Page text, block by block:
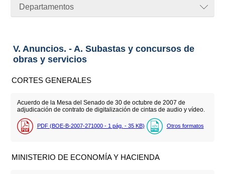
Departamentos
V. Anuncios. - A. Subastas y concursos de
obras y servicios
CORTES GENERALES
Acuerdo de la Mesa del Senado de 30 de octubre de 2007 de
adjudicación de contrato de digitalización de cintas de audio y vídeo.
PDF (BOE-B-2007-271000 - 1 pág. - 35 KB) Otros formatos
MINISTERIO DE ECONOMÍA Y HACIENDA